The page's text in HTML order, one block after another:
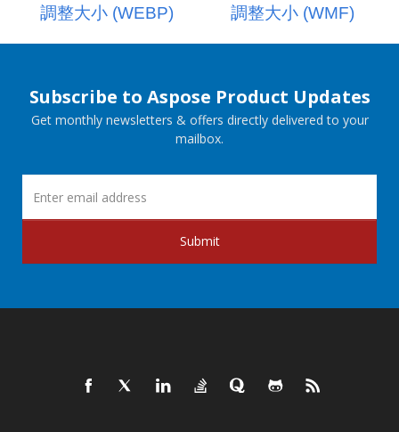
調整大小 (WEBP)
調整大小 (WMF)
Subscribe to Aspose Product Updates
Get monthly newsletters & offers directly delivered to your
mailbox.
Submit